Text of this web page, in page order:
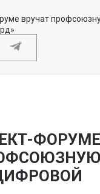
вручат
ФОРУМЕ